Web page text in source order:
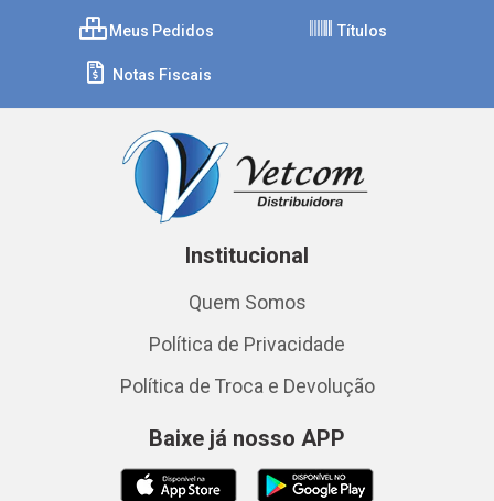
Meus Pedidos Títulos
Notas Fiscais
Institucional
Quem Somos
Política de Privacidade
Política de Troca e Devolução
Baixe já nosso APP